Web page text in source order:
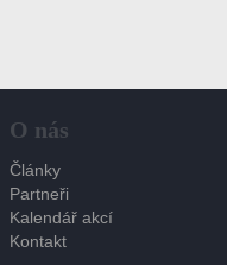
O nás
Články
Partneři
Kalendář akcí
Kontakt